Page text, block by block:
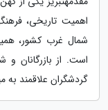
اهمیت تاریخی،
شمال غرب کشور،
است. از بازرگانان
گردشگران علاقمند به